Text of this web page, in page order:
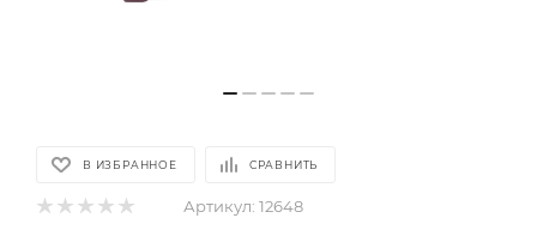
В ИЗБРАННОЕ СРАВНИТЬ
Артикул: 12648